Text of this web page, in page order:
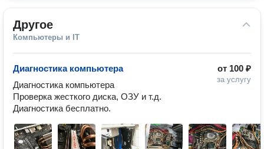
Другое
Компьютеры и IT
от 100 ₽
за услугу
Диагностика компьютера
Диагностика компьютера
Проверка жесткого диска, ОЗУ и т.д.
Диагностика бесплатно.